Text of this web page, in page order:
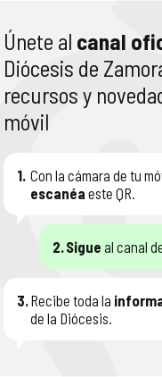
Únete al canal
Diócesis de
recursos y
móvil
1. Con la cámara de tu
escanéa este QR.
2.Sigue al canal
3.Recibe toda la
de la Diócesis.